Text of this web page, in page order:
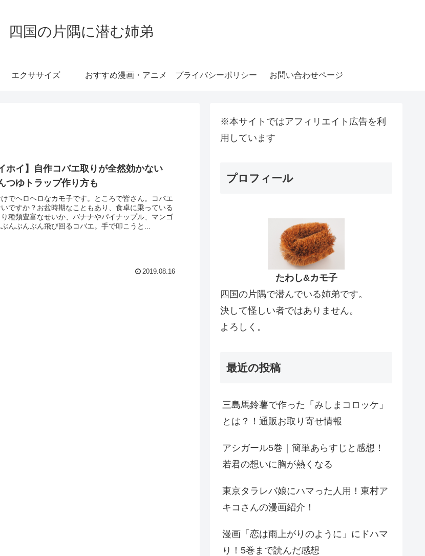
四国の片隅に潜む姉弟
エクササイズ おすすめ漫画・アニメ プライバシーポリシー お問い合わせページ
ホイ】自作コバエ取りが全然効かない
つゆトラップ作り方も
でヘロヘロなカモ子です。ところで皆さん。コバエ
ですか？お盆時期なこともあり、食卓に乗っている
種類豊富なせいか、バナナやパイナップル、マンゴ
んぶんぶん飛び回るコバエ。手で叩こうと...
2019.08.16
※本サイトではアフィリエイト広告を利
用しています
プロフィール
たわし&カモ子
四国の片隅で潜んでいる姉弟です。
決して怪しい者ではありません。
よろしく。
最近の投稿
三島馬鈴薯で作った「みしまコロッケ」
とは？！通販お取り寄せ情報
アシガール5巻｜簡単あらすじと感想！
若君の想いに胸が熱くなる
東京タラレバ娘にハマった人用！東村ア
キコさんの漫画紹介！
漫画「恋は雨上がりのように」にドハマ
り！5巻まで読んだ感想